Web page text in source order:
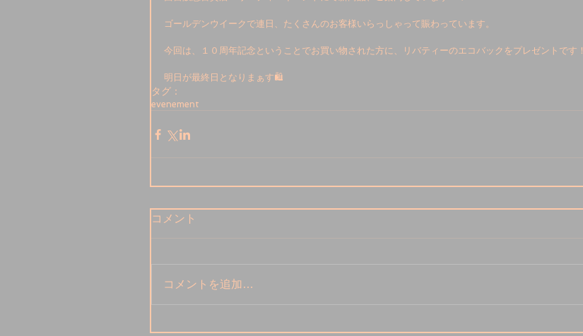
ゴールデンウイークで連日、たくさんのお客様いらっしゃって賑わっています。
今回は、１０周年記念ということでお買い物された方に、リバティーのエコバックをプレゼントです！
明日が最終日となりまぁす🛍
タグ：
evenement
コメント
コメントを追加…